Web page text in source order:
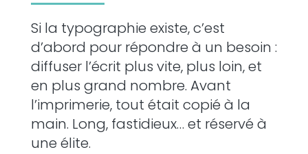
Si la typographie existe, c’est
d’abord pour répondre à un besoin :
diffuser l’écrit plus vite, plus loin, et
en plus grand nombre. Avant
l’imprimerie, tout était copié à la
main. Long, fastidieux… et réservé à
une élite.